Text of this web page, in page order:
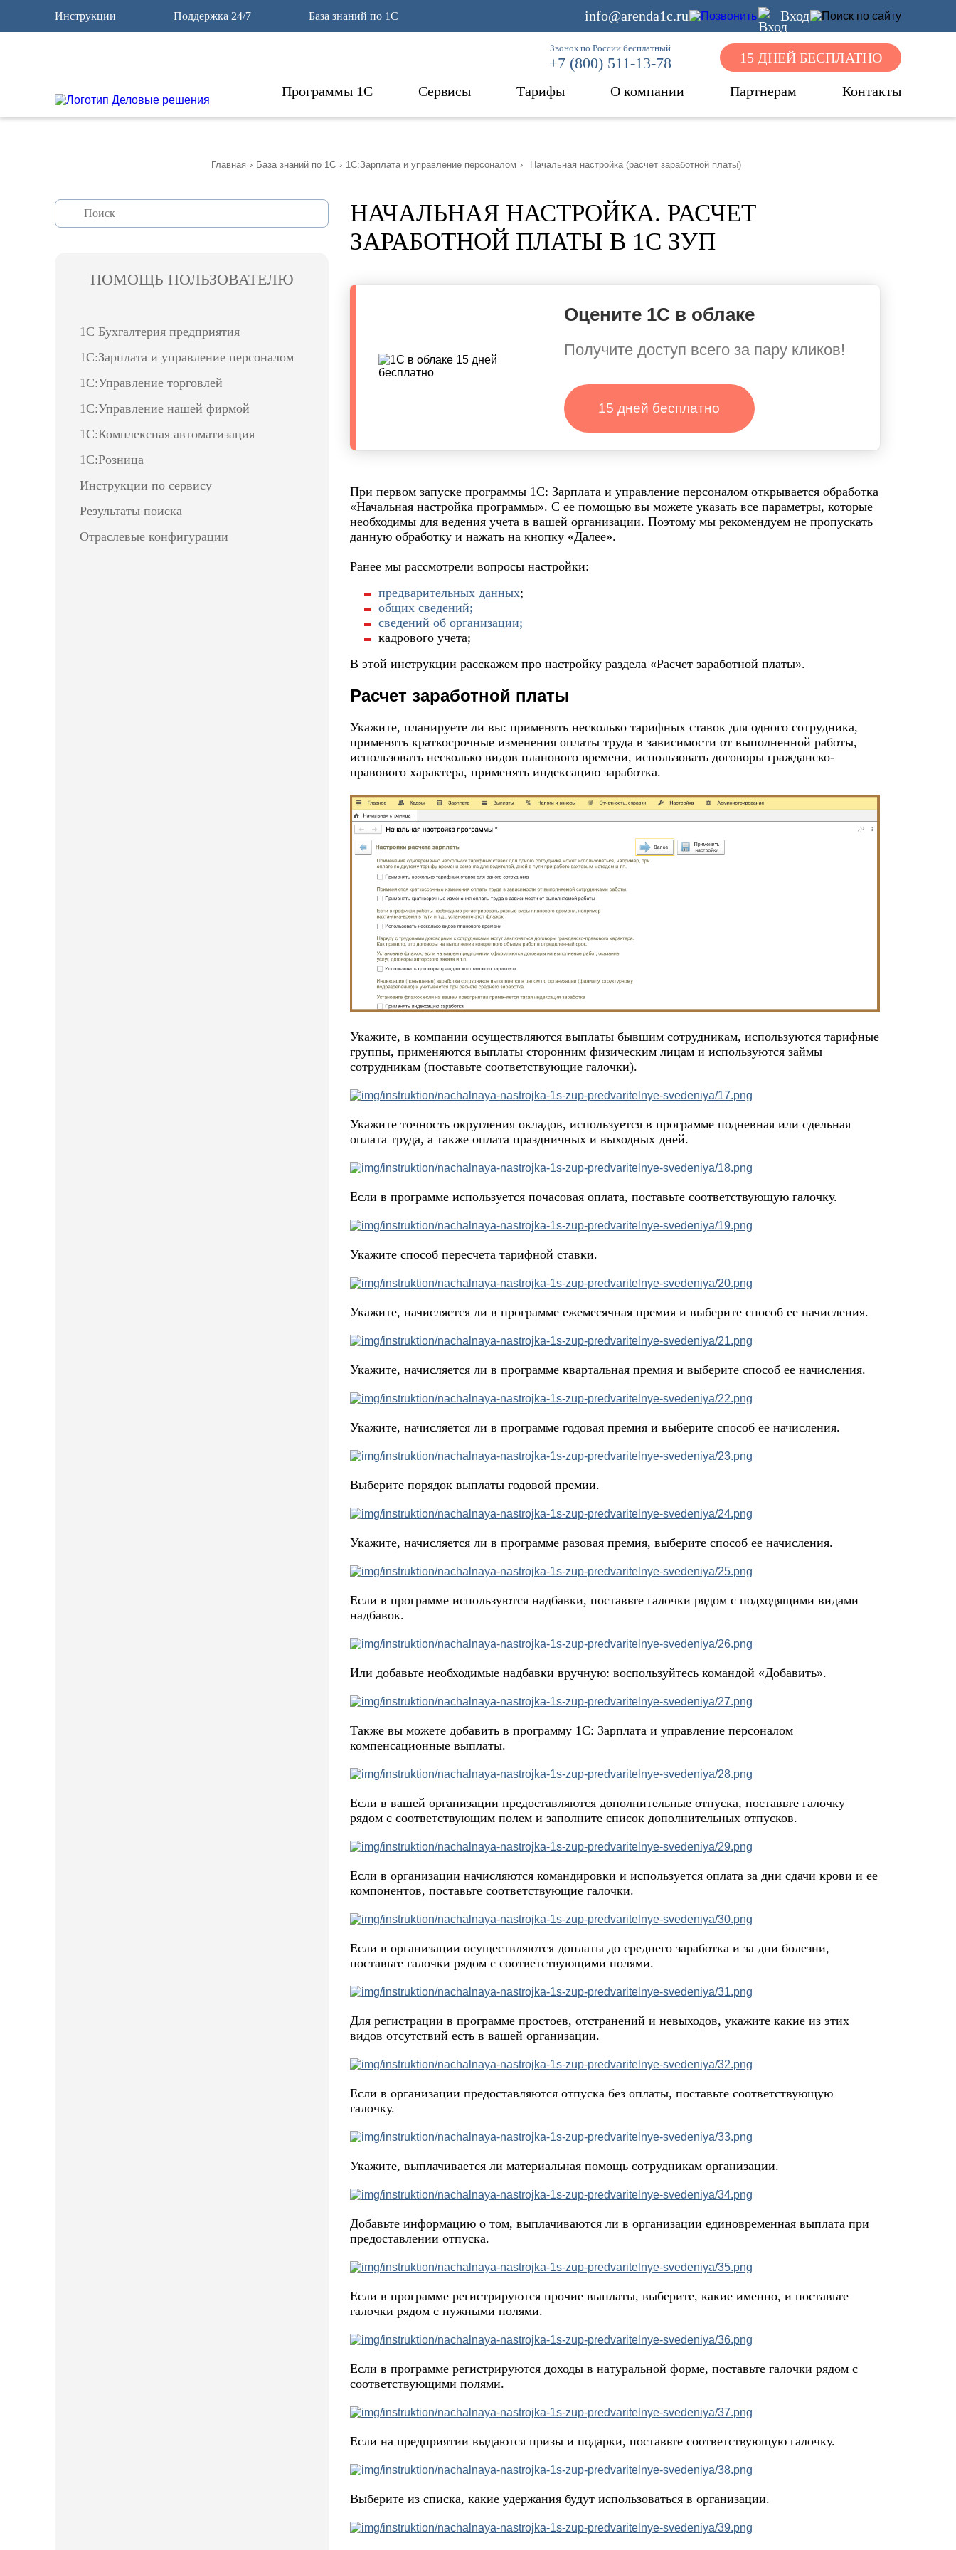
Инструкции Поддержка 24/7 База знаний по 1С info@arenda1c.ru Вход
Звонок по России бесплатный
+7 (800) 511-13-78 15 ДНЕЙ БЕСПЛАТНО
Программы 1С Сервисы Тарифы О компании Партнерам Контакты
Главная › База знаний по 1С › 1С:Зарплата и управление персоналом › Начальная настройка (расчет заработной платы)
ПОМОЩЬ ПОЛЬЗОВАТЕЛЮ
1С Бухгалтерия предприятия
1С:Зарплата и управление персоналом
1С:Управление торговлей
1С:Управление нашей фирмой
1С:Комплексная автоматизация
1С:Розница
Инструкции по сервису
Результаты поиска
Отраслевые конфигурации
НАЧАЛЬНАЯ НАСТРОЙКА. РАСЧЕТ
ЗАРАБОТНОЙ ПЛАТЫ В 1С ЗУП
Оцените 1С в облаке
Получите доступ всего за пару кликов!
15 дней бесплатно
При первом запуске программы 1С: Зарплата и управление персоналом открывается обработка
«Начальная настройка программы». С ее помощью вы можете указать все параметры, которые
необходимы для ведения учета в вашей организации. Поэтому мы рекомендуем не пропускать
данную обработку и нажать на кнопку «Далее».
Ранее мы рассмотрели вопросы настройки:
предварительных данных;
общих сведений;
сведений об организации;
кадрового учета;
В этой инструкции расскажем про настройку раздела «Расчет заработной платы».
Расчет заработной платы
Укажите, планируете ли вы: применять несколько тарифных ставок для одного сотрудника,
применять краткосрочные изменения оплаты труда в зависимости от выполненной работы,
использовать несколько видов планового времени, использовать договоры гражданско-
правового характера, применять индексацию заработка.
Укажите, в компании осуществляются выплаты бывшим сотрудникам, используются тарифные
группы, применяются выплаты сторонним физическим лицам и используются займы
сотрудникам (поставьте соответствующие галочки).
Укажите точность округления окладов, используется в программе подневная или сдельная
оплата труда, а также оплата праздничных и выходных дней.
Если в программе используется почасовая оплата, поставьте соответствующую галочку.
Укажите способ пересчета тарифной ставки.
Укажите, начисляется ли в программе ежемесячная премия и выберите способ ее начисления.
Укажите, начисляется ли в программе квартальная премия и выберите способ ее начисления.
Укажите, начисляется ли в программе годовая премия и выберите способ ее начисления.
Выберите порядок выплаты годовой премии.
Укажите, начисляется ли в программе разовая премия, выберите способ ее начисления.
Если в программе используются надбавки, поставьте галочки рядом с подходящими видами
надбавок.
Или добавьте необходимые надбавки вручную: воспользуйтесь командой «Добавить».
Также вы можете добавить в программу 1С: Зарплата и управление персоналом
компенсационные выплаты.
Если в вашей организации предоставляются дополнительные отпуска, поставьте галочку
рядом с соответствующим полем и заполните список дополнительных отпусков.
Если в организации начисляются командировки и используется оплата за дни сдачи крови и ее
компонентов, поставьте соответствующие галочки.
Если в организации осуществляются доплаты до среднего заработка и за дни болезни,
поставьте галочки рядом с соответствующими полями.
Для регистрации в программе простоев, отстранений и невыходов, укажите какие из этих
видов отсутствий есть в вашей организации.
Если в организации предоставляются отпуска без оплаты, поставьте соответствующую
галочку.
Укажите, выплачивается ли материальная помощь сотрудникам организации.
Добавьте информацию о том, выплачиваются ли в организации единовременная выплата при
предоставлении отпуска.
Если в программе регистрируются прочие выплаты, выберите, какие именно, и поставьте
галочки рядом с нужными полями.
Если в программе регистрируются доходы в натуральной форме, поставьте галочки рядом с
соответствующими полями.
Если на предприятии выдаются призы и подарки, поставьте соответствующую галочку.
Выберите из списка, какие удержания будут использоваться в организации.